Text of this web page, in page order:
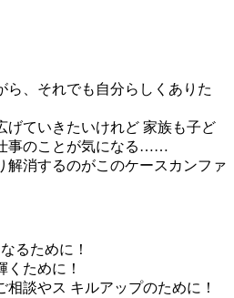
ら、それでも自分らしくありた
げていきたいけれど 家族も子ど
事のことが気になる……
解消するのがこのケースカンファ
るために！
くために！
談やス キルアップのために！